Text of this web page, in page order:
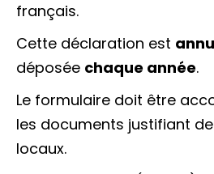
français.
Cette déclaration est
déposée chaque année.
Le formulaire doit être
les documents justifiant
locaux.